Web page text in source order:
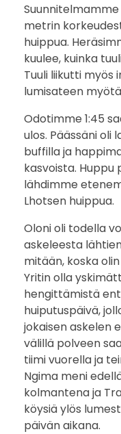
metrin
huippua.
kuulee, kuinka
Tuuli liikutti myös
lumisateen
Odotimme 1:45
ulos. Päässäni oli
buffilla ja
kasvoista. Huppu
lähdimme
Lhotsen huippua.
Oloni oli todella
askeleesta
mitään, koska
Yritin olla
hengittämistä
huiputuspäivä,
jokaisen askelen
välillä polveen
tiimi vuorella ja
Ngima meni
kolmantena ja
köysiä ylös
päivän aikana.